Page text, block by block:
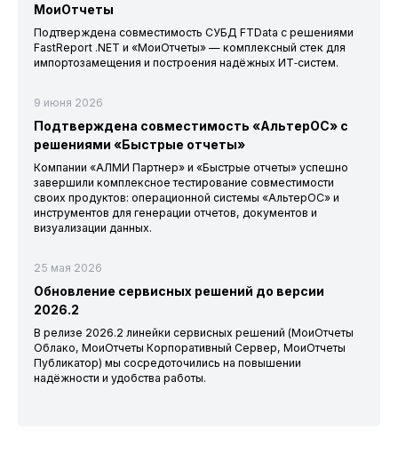
МоиОтчеты
Подтверждена совместимость СУБД FTData с решениями
FastReport .NET и «МоиОтчеты» — комплексный стек для
импортозамещения и построения надёжных ИТ‑систем.
9 июня 2026
Подтверждена совместимость «АльтерОС» с
решениями «Быстрые отчеты»
Компании «АЛМИ Партнер» и «Быстрые отчеты» успешно
завершили комплексное тестирование совместимости
своих продуктов: операционной системы «АльтерОС» и
инструментов для генерации отчетов, документов и
визуализации данных.
25 мая 2026
Обновление сервисных решений до версии
2026.2
В релизе 2026.2 линейки сервисных решений (МоиОтчеты
Облако, МоиОтчеты Корпоративный Сервер, МоиОтчеты
Публикатор) мы сосредоточились на повышении
надёжности и удобства работы.